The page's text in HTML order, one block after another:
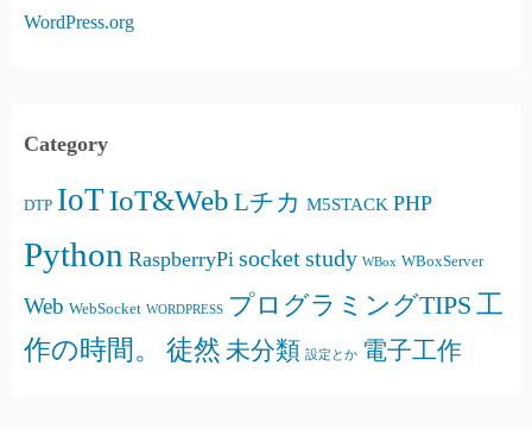
WordPress.org
Category
DTP IoT IoT&Web Lチカ M5STACK PHP
Python RaspberryPi socketstudy WBox WBoxServer
Web WebSocket WORDPRESS プログラミングTIPS 工
作の時間。
徒然 未分類 設定とか 電子工作